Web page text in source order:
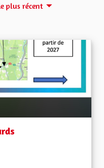
plus récent